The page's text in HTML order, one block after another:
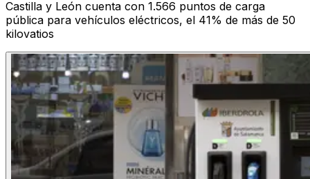
Castilla y León cuenta con 1.566 puntos de carga
pública para vehículos eléctricos, el 41% de más de 50
kilovatios